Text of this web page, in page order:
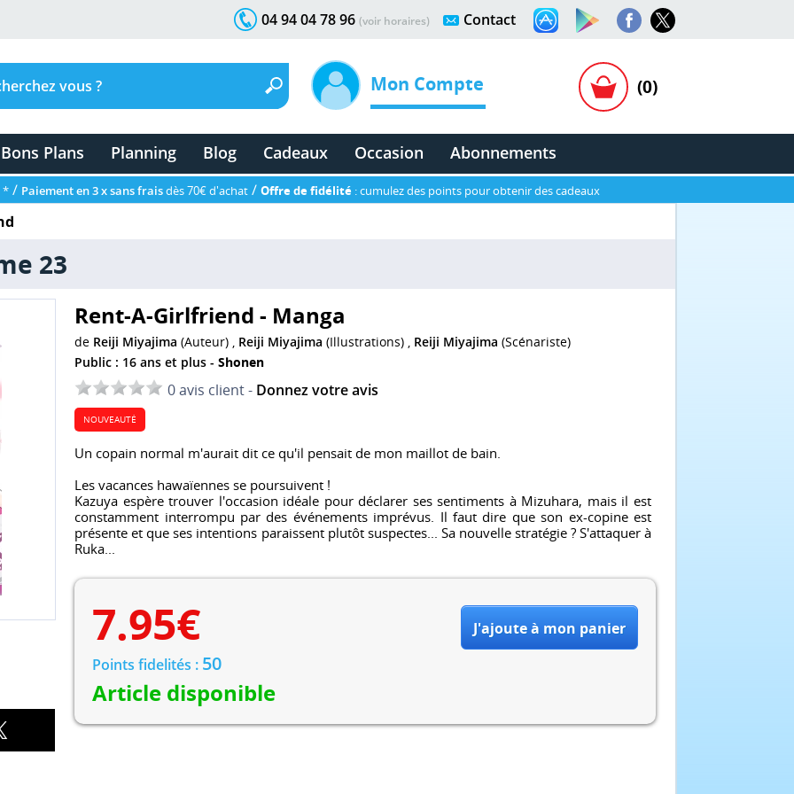
Contact
04 94 04 78 96 (voir horaires)
Mon Compte (0)
Bons Plans Planning Blog Cadeaux Occasion Abonnements
* / Paiement en 3 x sans fraisdès 70€ d'achat / Offre de fidélité : cumulez des points pour obtenir des cadeaux
23
Rent-A-Girlfriend - Manga
de Reiji Miyajima (Auteur) , Reiji Miyajima (Illustrations) , Reiji Miyajima (Scénariste)
Public : 16 ans et plus -Shonen
0 avis client - Donnez votre avis
NOUVEAUTÉ
Un copain normal m'aurait dit ce qu'il pensait de mon maillot de bain.
Les vacances hawaïennes se poursuivent !
Kazuya espère trouver l'occasion idéale pour déclarer ses sentiments à Mizuhara, mais il est
constamment interrompu par des événements imprévus. Il faut dire que son ex-copine est
présente et que ses intentions paraissent plutôt suspectes... Sa nouvelle stratégie ? S'attaquer à
Ruka...
7.95€
Points fidelités : 50
Article disponible